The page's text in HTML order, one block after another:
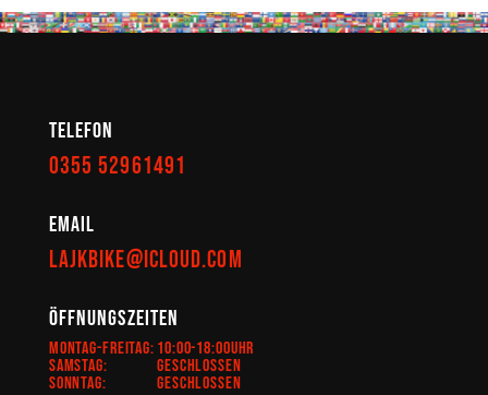
Telefon
0355 52961491
EMail
lajkbike@icloud.com
Öffnungszeiten
Montag-Freitag:
Samstag:
Sonntag:
10:00-18:00Uhr
Geschlossen
Geschlossen